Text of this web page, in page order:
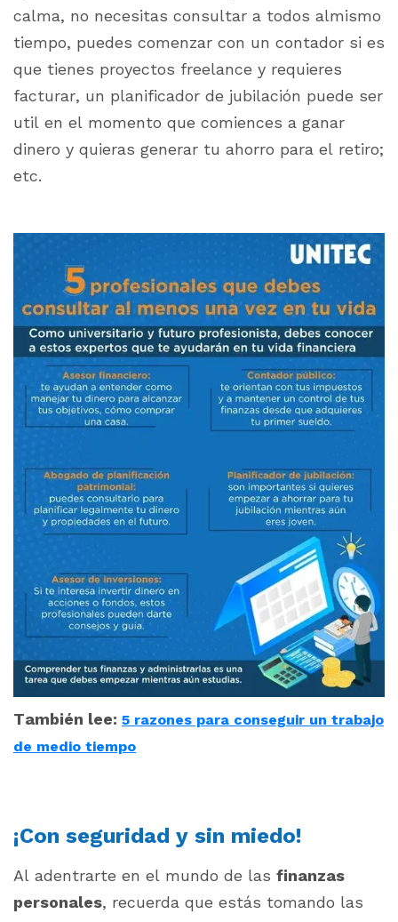
calma, no necesitas consultar a todos almismo
tiempo, puedes comenzar con un contador si es
que tienes proyectos freelance y requieres
facturar, un planificador de jubilación puede ser
util en el momento que comiences a ganar
dinero y quieras generar tu ahorro para el retiro;
etc.
También lee: 5 razones para conseguir un trabajo
de medio tiempo
¡Con seguridad y sin miedo!
Al adentrarte en el mundo de las finanzas
personales, recuerda que estás tomando las